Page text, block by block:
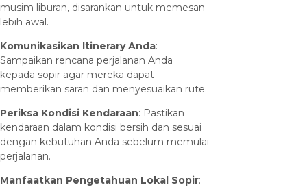
musim liburan, disarankan untuk memesan
lebih awal.
Komunikasikan Itinerary Anda:
Sampaikan rencana perjalanan Anda
kepada sopir agar mereka dapat
memberikan saran dan menyesuaikan rute.
Periksa Kondisi Kendaraan: Pastikan
kendaraan dalam kondisi bersih dan sesuai
dengan kebutuhan Anda sebelum memulai
perjalanan.
Manfaatkan Pengetahuan Lokal Sopir: